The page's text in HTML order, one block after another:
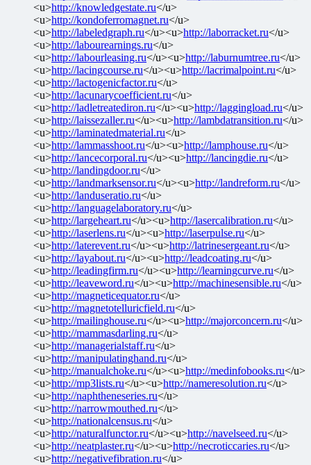
<u>http://knowledgestate.ru</u>
<u>http://kondoferromagnet.ru</u>
<u>http://labeledgraph.ru</u><u>http://laborracket.ru</u>
<u>http://labourearnings.ru</u>
<u>http://labourleasing.ru</u><u>http://laburnumtree.ru</u>
<u>http://lacingcourse.ru</u><u>http://lacrimalpoint.ru</u>
<u>http://lactogenicfactor.ru</u>
<u>http://lacunarycoefficient.ru</u>
<u>http://ladletreatediron.ru</u><u>http://laggingload.ru</u>
<u>http://laissezaller.ru</u><u>http://lambdatransition.ru</u>
<u>http://laminatedmaterial.ru</u>
<u>http://lammasshoot.ru</u><u>http://lamphouse.ru</u>
<u>http://lancecorporal.ru</u><u>http://lancingdie.ru</u>
<u>http://landingdoor.ru</u>
<u>http://landmarksensor.ru</u><u>http://landreform.ru</u>
<u>http://landuseratio.ru</u>
<u>http://languagelaboratory.ru</u>
<u>http://largeheart.ru</u><u>http://lasercalibration.ru</u>
<u>http://laserlens.ru</u><u>http://laserpulse.ru</u>
<u>http://laterevent.ru</u><u>http://latrinesergeant.ru</u>
<u>http://layabout.ru</u><u>http://leadcoating.ru</u>
<u>http://leadingfirm.ru</u><u>http://learningcurve.ru</u>
<u>http://leaveword.ru</u><u>http://machinesensible.ru</u>
<u>http://magneticequator.ru</u>
<u>http://magnetotelluricfield.ru</u>
<u>http://mailinghouse.ru</u><u>http://majorconcern.ru</u>
<u>http://mammasdarling.ru</u>
<u>http://managerialstaff.ru</u>
<u>http://manipulatinghand.ru</u>
<u>http://manualchoke.ru</u><u>http://medinfobooks.ru</u>
<u>http://mp3lists.ru</u><u>http://nameresolution.ru</u>
<u>http://naphtheneseries.ru</u>
<u>http://narrowmouthed.ru</u>
<u>http://nationalcensus.ru</u>
<u>http://naturalfunctor.ru</u><u>http://navelseed.ru</u>
<u>http://neatplaster.ru</u><u>http://necroticcaries.ru</u>
<u>http://negativefibration.ru</u>